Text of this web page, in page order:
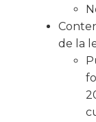
de la